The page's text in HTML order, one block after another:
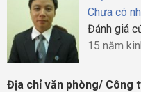
Chưa có
Đánh giá
15 năm
Địa chỉ văn phòng/ Công